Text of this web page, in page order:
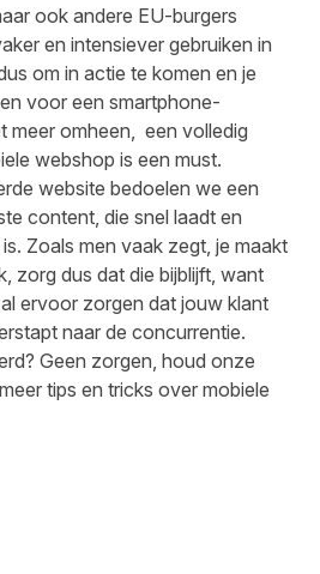
ook andere EU-burgers
en intensiever gebruiken in
om in actie te komen en je
voor een smartphone-
meer omheen, een volledig
webshop is een must.
website bedoelen we een
content, die snel laadt en
Zoals men vaak zegt, je maakt
zorg dus dat die bijblijft, want
ervoor zorgen dat jouw klant
naar de concurrentie.
Geen zorgen, houd onze
tips en tricks over mobiele
Facebook
op LinkedIn